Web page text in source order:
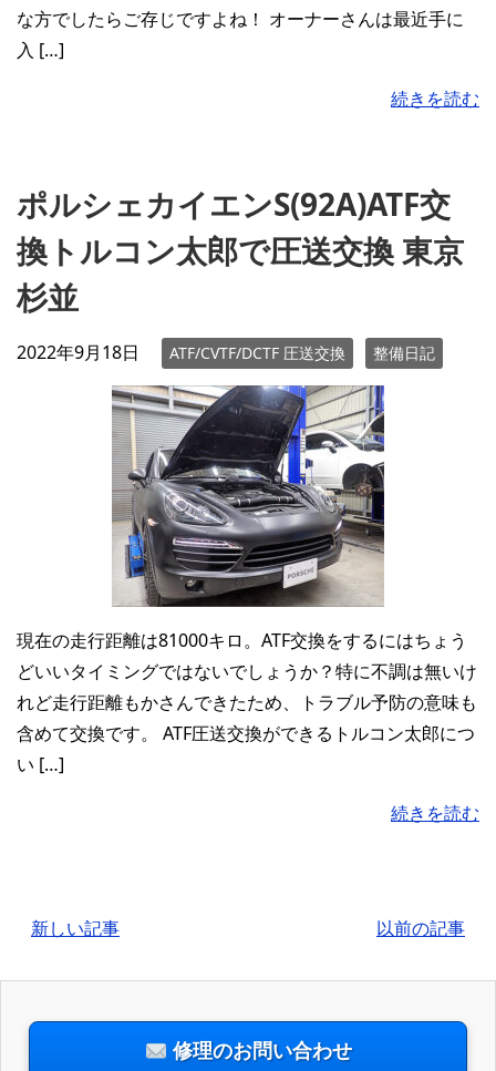
な方でしたらご存じですよね！ オーナーさんは最近手に
入 […]
続きを読む
ポルシェカイエンS(92A)ATF交
換トルコン太郎で圧送交換 東京
杉並
2022年9月18日 ATF/CVTF/DCTF 圧送交換 整備日記
現在の走行距離は81000キロ。ATF交換をするにはちょう
どいいタイミングではないでしょうか？特に不調は無いけ
れど走行距離もかさんできたため、トラブル予防の意味も
含めて交換です。 ATF圧送交換ができるトルコン太郎につ
い […]
続きを読む
以前の記事
新しい記事
修理のお問い合わせ